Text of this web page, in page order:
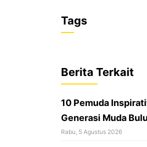
a
c
b
o
o
k
s
A
p
p
a
d
s
Tags
Berita Terkait
10 Pemuda
Generasi Muda
Rabu, 5 Agustus 2026